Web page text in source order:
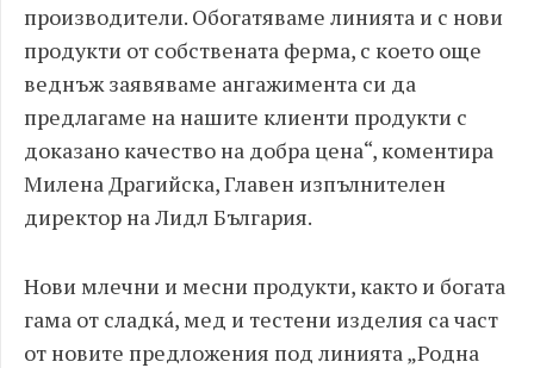
производители. Обогатяваме линията и с нови
продукти от собствената ферма, с което още
веднъж заявяваме ангажимента си да
предлагаме на нашите клиенти продукти с
доказано качество на добра цена“, коментира
Милена Драгийска, Главен изпълнителен
директор на Лидл България.
Нови млечни и месни продукти, както и богата
гама от сладкá, мед и тестени изделия са част
от новите предложения под линията „Родна